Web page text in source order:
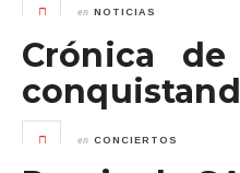
en NOTICIAS
Crónica de
en CONCIERTOS